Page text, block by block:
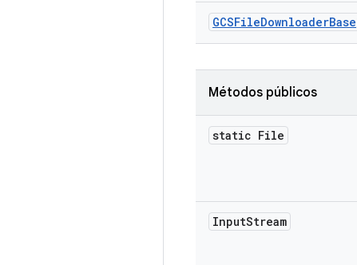
GCSFileDownloaderBase
Métodos públicos
static File
InputStream